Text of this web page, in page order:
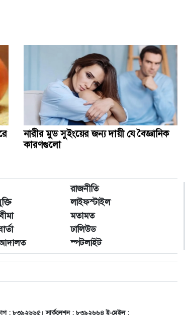
জিয়ার জানাজায় পদদলিত হয়ে একজনের মৃত্যু
নারীর মুড সুইংয়ের জন্য দায়ী যে বৈজ্ঞানিক
কারণগুলো
রাজনীতি
লাইফস্টাইল
মতামত
ঢালিউড
স্পটলাইট
: ৮৩৯২৬৬৫। সার্কুলেশন : ৮৩৯২৬৬৪ ই-মেইল :